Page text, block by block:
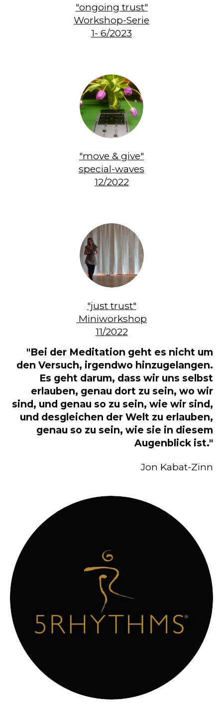
"ongoing trust"
Workshop-Serie
1- 6/2023
"move & give"
special-waves
12/2022
"just trust"
Miniworkshop
11/2022
"Bei der Meditation geht es nicht um
den Versuch, irgendwo hinzugelangen.
Es geht darum, dass wir uns selbst
erlauben, genau dort zu sein, wo wir
sind, und genau so zu sein, wie wir sind,
und desgleichen der Welt zu erlauben,
genau so zu sein, wie sie in diesem
Augenblick ist."
​Jon Kabat-Zinn